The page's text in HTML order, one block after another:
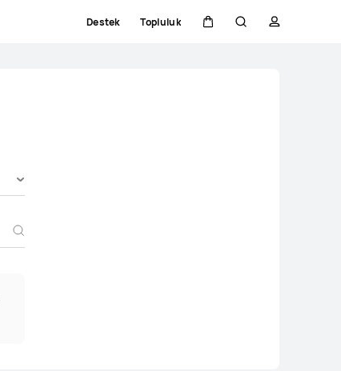
Destek Topluluk